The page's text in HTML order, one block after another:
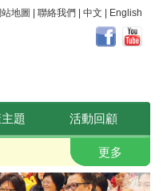
地圖 聯絡我們 中文 English
題 活動回顧
職安健。 好心晴
更多